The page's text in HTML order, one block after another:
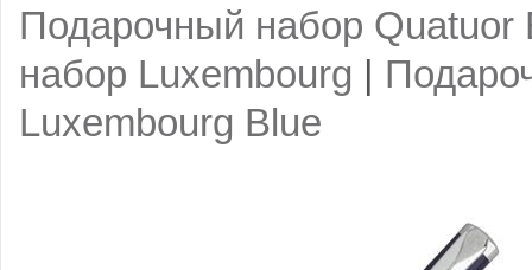
Подарочный набор Quatuor
набор Luxembourg |
Luxembourg Blue